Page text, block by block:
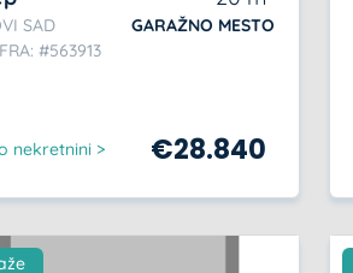
SAD
#563913
GARAŽNO MESTO
nekretnini > €28.840